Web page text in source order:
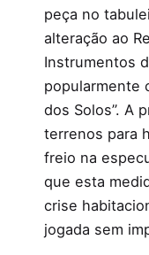
peça no
alteração ao
Instrumentos
popularmente
dos Solos”. A
terrenos para
freio na
que esta
crise
jogada sem